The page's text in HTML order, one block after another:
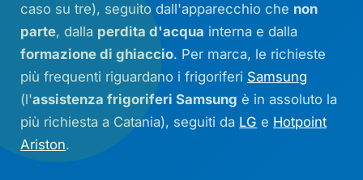
caso su tre), seguito dall'apparecchio che non
parte, dalla perdita d'acqua interna e dalla
formazione di ghiaccio. Per marca, le richieste
più frequenti riguardano i frigoriferi Samsung
(l'assistenza frigoriferi Samsung è in assoluto la
più richiesta a Catania), seguiti da LG e Hotpoint
Ariston.